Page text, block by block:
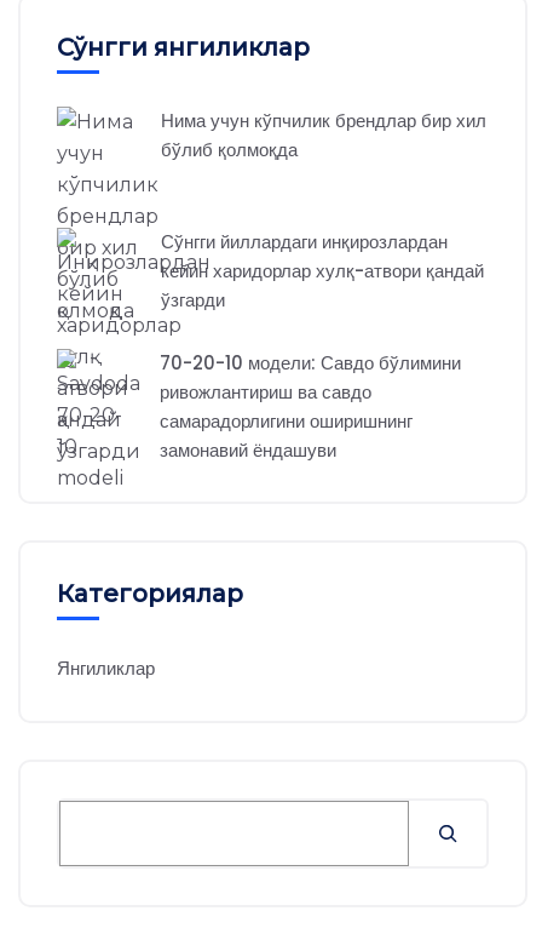
Сўнгги янгиликлар
Нима учун кўпчилик брендлар бир хил
бўлиб қолмоқда
Сўнгги йиллардаги инқирозлардан
кейин харидорлар хулқ-атвори қандай
ўзгарди
70-20-10 модели: Савдо бўлимини
ривожлантириш ва савдо
самарадорлигини оширишнинг
замонавий ёндашуви
Категориялар
Янгиликлар